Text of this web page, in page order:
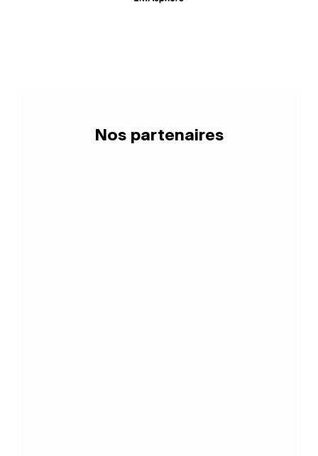
Nos partenaires